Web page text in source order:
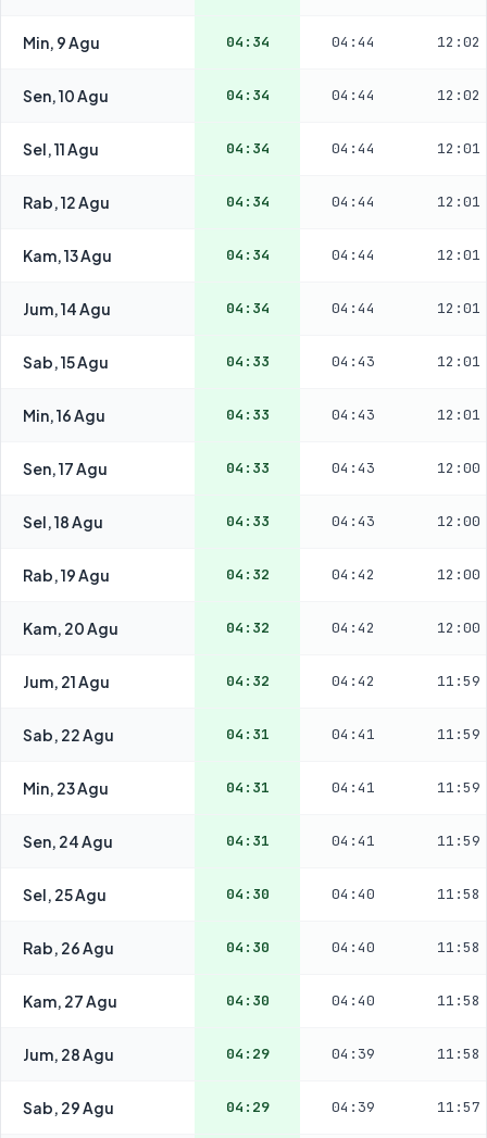
Min, 9 Agu 04:34 04:44 12:02
Sen, 10 Agu 04:34 04:44 12:02
Sel, 11 Agu 04:34 04:44 12:01
Rab, 12 Agu 04:34 04:44 12:01
Kam, 13 Agu 04:34 04:44 12:01
Jum, 14 Agu 04:34 04:44 12:01
Sab, 15 Agu 04:33 04:43 12:01
Min, 16 Agu 04:33 04:43 12:01
Sen, 17 Agu 04:33 04:43 12:00
Sel, 18 Agu 04:33 04:43 12:00
Rab, 19 Agu 04:32 04:42 12:00
Kam, 20 Agu 04:32 04:42 12:00
Jum, 21 Agu 04:32 04:42 11:59
Sab, 22 Agu 04:31 04:41 11:59
Min, 23 Agu 04:31 04:41 11:59
Sen, 24 Agu 04:31 04:41 11:59
Sel, 25 Agu 04:30 04:40 11:58
Rab, 26 Agu 04:30 04:40 11:58
Kam, 27 Agu 04:30 04:40 11:58
Jum, 28 Agu 04:29 04:39 11:58
Sab, 29 Agu 04:29 04:39 11:57